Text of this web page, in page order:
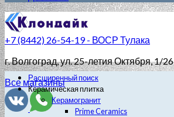
+7 (8442) 26-54-19 - ВОСР Тулака
г. Волгоград, ул. 25-летия Октября, 1/26
Все магазины
Расширенный поиск
Керамическая плитка
Керамогранит
Prime Ceramics